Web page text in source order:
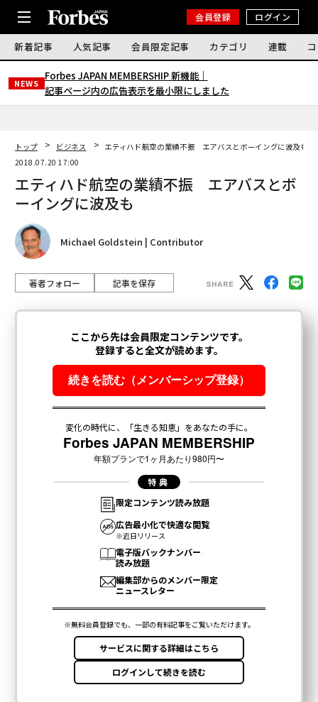
会員登録 ログイン
新着記事 人気記事 会員限定記事 カテゴリ 連載
NEWS
Forbes JAPAN MEMBERSHIP 新機能｜
記事ページ内の広告表示を最小限にしました
トップ ビジネス
エティハド航空の業績不振 エアバスとボーイングに波及も
2018.07.20 17:00
エティハド航空の業績不振 エアバスとボ
ーイングに波及も
Michael Goldstein | Contributor
著者フォロー 記事を保存